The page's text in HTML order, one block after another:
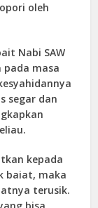
oleh
Nabi SAW
pada masa
segar dan
kepada
baiat, maka
terusik.